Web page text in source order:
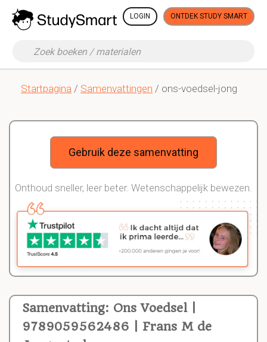
LOGIN ONTDEK STUDY SMART
Startpagina / Samenvattingen / ons-voedsel-jong
Samenvatting: Ons Voedsel |
9789059562486 | Frans M de
Gebruik deze samenvatting
Onthoud sneller, leer beter. Wetenschappelijk bewezen.